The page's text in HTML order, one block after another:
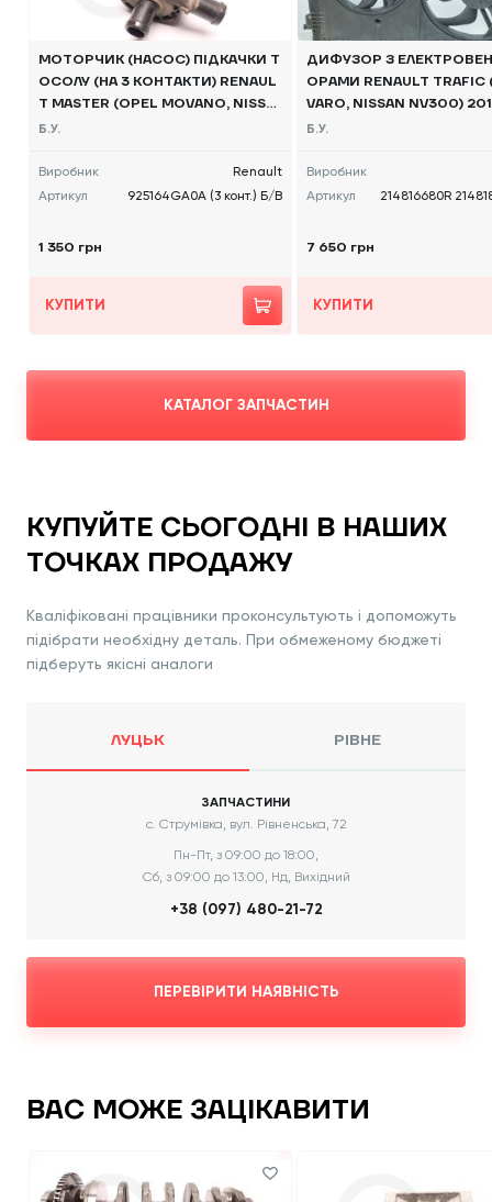
МОТОРЧИК (НАСОС) ПІДКАЧКИ Т
ОСОЛУ (НА 3 КОНТАКТИ) RENAUL
T MASTER (OPEL MOVANO, NISSA
N NV400) 2010 -, 925164GA0A Б/
Б.У.
Виробник
Renault
Артикул
925164GA0A (3 конт.) Б/В
1 350 грн
КУПИТИ
ДИФУЗОР З
ОРАМИ RENAULT TRAFIC
VARO, NISSAN NV300)
816680R 214818795RБ/В
Б.У.
Виробник
Артикул
214816680R
7 650 грн
КУПИТИ
КАТАЛОГ ЗАПЧАСТИН
КУПУЙТЕ СЬОГОДНІ В НАШИХ
ТОЧКАХ ПРОДАЖУ
Кваліфіковані працівники проконсультують і допоможуть
підібрати необхідну деталь. При обмеженому бюджеті
підберуть якісні аналоги
ЛУЦЬК РІВНЕ
ЗАПЧАСТИНИ
с. Струмівка, вул. Рівненська, 72
Пн-Пт, з 09:00 до 18:00,
Сб, з 09:00 до 13:00, Нд, Вихідний
+38 (097) 480-21-72
ПЕРЕВІРИТИ НАЯВНІСТЬ
ВАС МОЖЕ ЗАЦІКАВИТИ